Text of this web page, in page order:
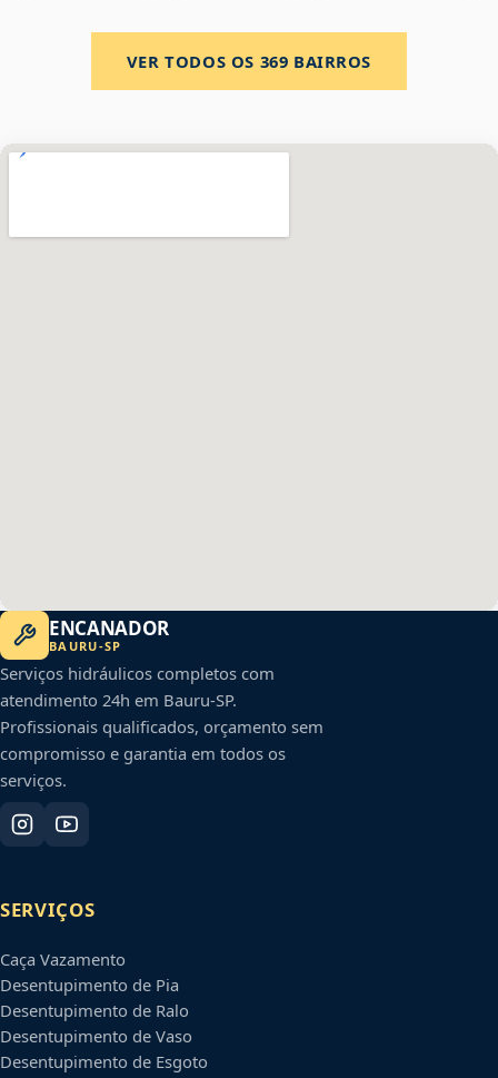
VER TODOS OS 369 BAIRROS
ENCANADOR
BAURU-SP
Serviços hidráulicos completos com
atendimento 24h em Bauru-SP.
Profissionais qualificados, orçamento sem
compromisso e garantia em todos os
serviços.
SERVIÇOS
Caça Vazamento
Desentupimento de Pia
Desentupimento de Ralo
Desentupimento de Vaso
Desentupimento de Esgoto